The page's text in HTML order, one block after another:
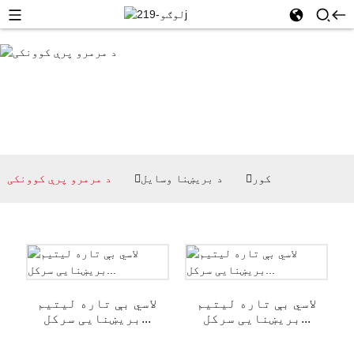
کور د بریښنا وسایل د مرمرو پرې کوونکی
لاسي بې تاره لیتیم
بریښنایی سرکل...
لاسي بې تاره لیتیم
بریښنایی سرکل...